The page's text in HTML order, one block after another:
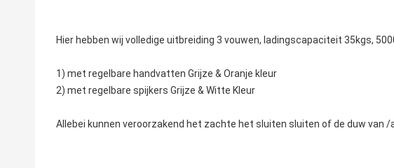
Hier hebben wij volledige uitbreiding 3 vouwen, ladingscapaciteit 35kgs,
1) met regelbare handvatten Grijze & Oranje kleur
2) met regelbare spijkers Grijze & Witte Kleur
Allebei kunnen veroorzakend het zachte het sluiten sluiten of de duw van